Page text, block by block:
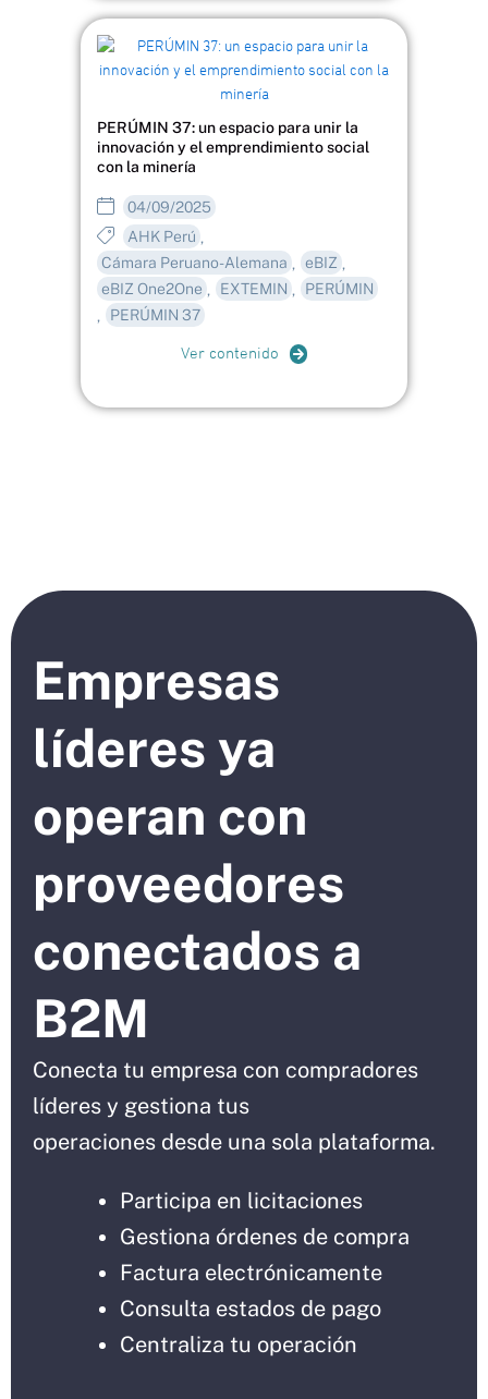
PERÚMIN 37: un espacio para unir la
innovación y el emprendimiento social
con la minería
04/09/2025
AHK Perú ,
Cámara Peruano-Alemana , eBIZ ,
eBIZ One2One , EXTEMIN ,
PERÚMIN
,
PERÚMIN 37
Ver contenido
Empresas
líderes ya
operan con
proveedores
conectados a
B2M
Conecta tu empresa con compradores
líderes y gestiona tus
operaciones desde una sola plataforma.
Participa en licitaciones
Gestiona órdenes de compra
Factura electrónicamente
Consulta estados de pago
Centraliza tu operación